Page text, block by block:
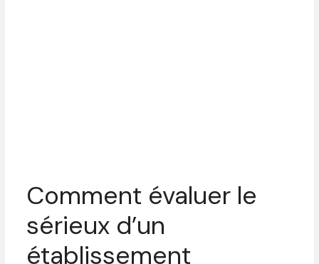
Comment évaluer le
sérieux d’un
établissement